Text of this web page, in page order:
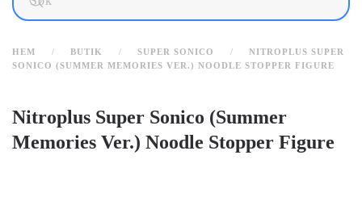
HEM BUTIK SUPER SONICO
NITROPLUS SUPER
SONICO (SUMMER MEMORIES VER.) NOODLE STOPPER FIGURE
Nitroplus Super Sonico (Summer
Memories Ver.) Noodle Stopper Figure